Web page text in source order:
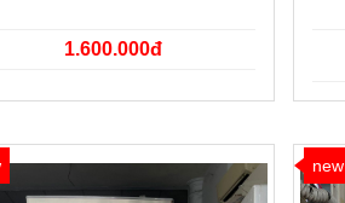
1.600.000đ
new